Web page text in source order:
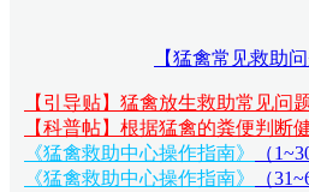
【猛禽常见救助
【引导贴】猛禽放生救助常见问
【科普帖】根据猛禽的粪便判断
《猛禽救助中心操作指南》
（
《猛禽救助中心操作指南》
（